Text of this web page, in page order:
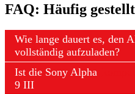
FAQ: Häufig
Wie lange dauert es, den
vollständig aufzuladen?
Ist die Sony Alpha
9 III